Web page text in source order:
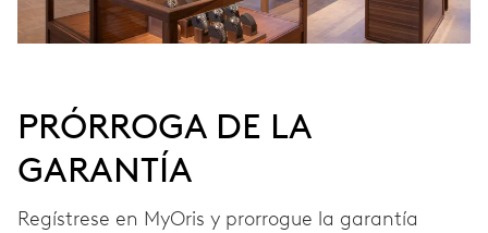
PRÓRROGA DE LA
GARANTÍA
Regístrese en MyOris y prorrogue la garantía